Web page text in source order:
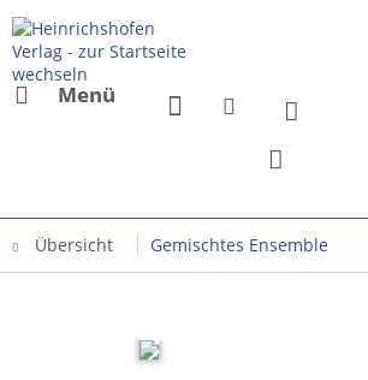
Menü
Übersicht Gemischtes Ensemble